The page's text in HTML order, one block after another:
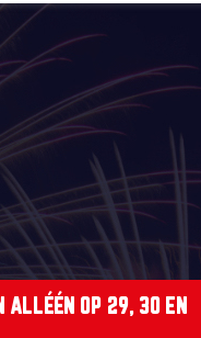
ALLÉÉN OP 29, 30 EN